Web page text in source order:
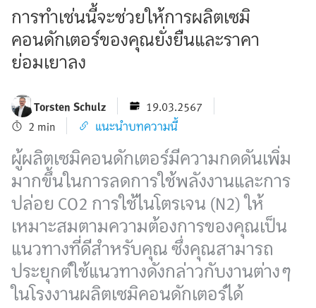
การทำเช่นนี้จะช่วยให้การผลิตเซมิ
คอนดักเตอร์ของคุณยั่งยืนและราคา
ย่อมเยาลง
Torsten Schulz
19.03.2567
2 min
แนะนำบทความนี้
ผู้ผลิตเซมิคอนดักเตอร์มีความกดดันเพิ่ม
มากขึ้นในการลดการใช้พลังงานและการ
ปล่อย CO2 การใช้ไนโตรเจน (N2) ให้
เหมาะสมตามความต้องการของคุณเป็น
แนวทางที่ดีสำหรับคุณ ซึ่งคุณสามารถ
ประยุกต์ใช้แนวทางดังกล่าวกับงานต่างๆ
ในโรงงานผลิตเซมิคอนดักเตอร์ได้